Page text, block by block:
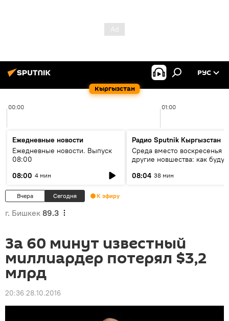
Кыргызстан
РУС
00:00 01:00
Ежедневные новости
Ежедневные новости. Выпуск
08:00
08:00 4 мин
Радио Sputnik Кыргызстан
Среда вместо воскресенья и
другие новшества: как будут
08:04 38 мин
Вчера Сегодня К эфиру
г. Бишкек 89.3
За 60 минут известный
миллиардер потерял $3,2
млрд
20:36 28.10.2016